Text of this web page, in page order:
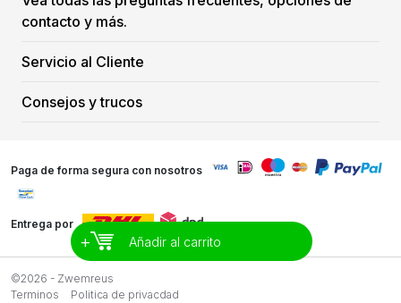
+ Añadir al carrito
contacto y más.
Servicio al Cliente
Consejos y trucos
Paga de forma segura con nosotros
Entrega por
©2026 - Zwemreus
Terminos
Politica de privacdad